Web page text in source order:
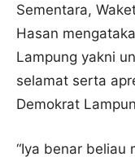
Sementara,
Hasan
Lampung yakni
selamat serta
Demokrat
“Iya benar beliau